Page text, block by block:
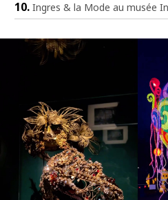
Ingres & la Mode au musée